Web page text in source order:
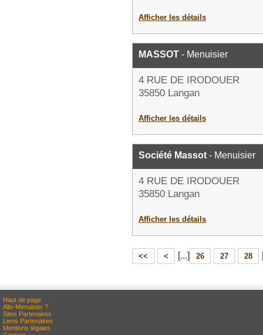
Afficher les détails
MASSOT - Menuisier
4 RUE DE IRODOUER
35850 Langan
Afficher les détails
Société Massot - Menuisier
4 RUE DE IRODOUER
35850 Langan
Afficher les détails
<< < [...] 26 27 28
Haut de page
Allo-Menuisier ?
Sites Partenaires
Liens Partenaires
Mentions légales